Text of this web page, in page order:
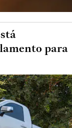
para